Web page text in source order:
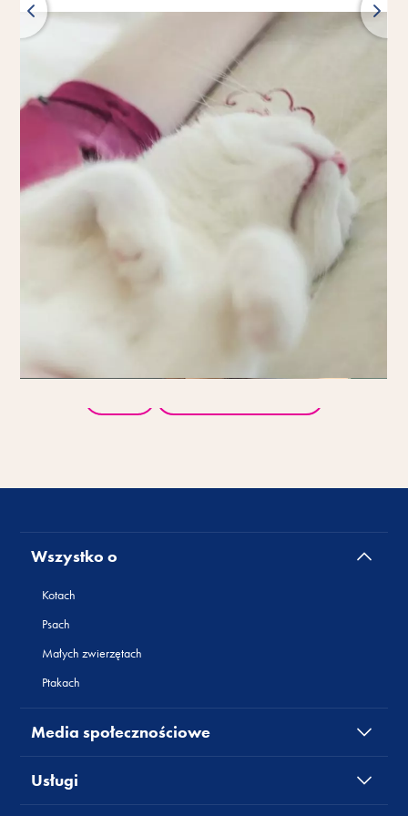
Wszystko o
Kotach
Psach
Małych zwierzętach
Ptakach
Media społecznościowe
Usługi